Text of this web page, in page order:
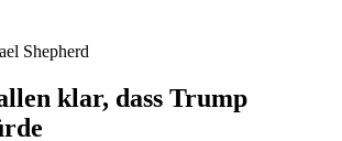
Shepherd
klar, dass Trump